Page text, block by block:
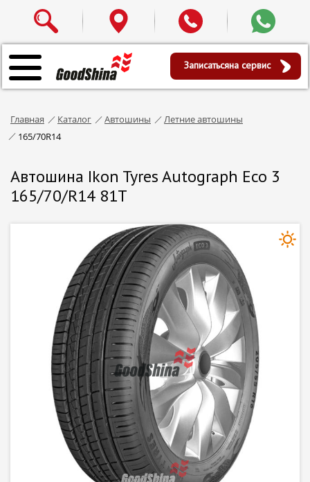
Записатьсяна сервис
Главная Каталог Автошины
Летние автошины
165/70R14
Автошина Ikon Tyres Autograph Eco 3
165/70/R14 81T